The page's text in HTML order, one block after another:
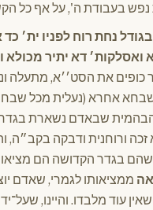
נפש בעבודת ה', על אף כל
נחת רוח לפניו ית׳
דא יתיר מכולא
כופים את הסט׳׳א, מתעלה
אחרא (נעלית מכל
שבאדם נשארת בגדר
ורוחנית ודבקה בקב״ה,
בגדר הקדושה הם
ממציאותו לגמרי, שאדם
עוד מלבדו. והיינו,